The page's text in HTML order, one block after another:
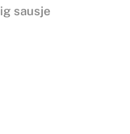
sausje